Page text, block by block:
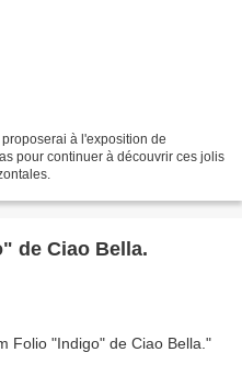
à l'exposition de
pour continuer à découvrir ces jolis
de Ciao Bella.